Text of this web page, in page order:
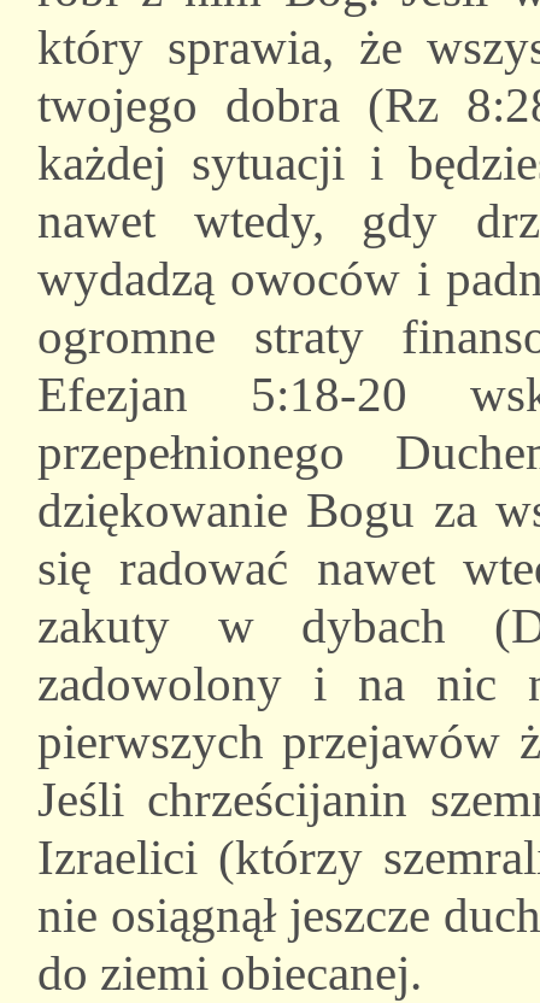
który sprawia, że
twojego dobra (Rz
każdej sytuacji i
nawet wtedy, gdy
wydadzą owoców i
ogromne straty
Efezjan 5:18-20
przepełnionego
dziękowanie Bogu za
się radować nawet
zakuty w dybach
zadowolony i na nic
pierwszych przejawów
Jeśli chrześcijanin
Izraelici (którzy
nie osiągnął jeszcze
do ziemi obiecanej.